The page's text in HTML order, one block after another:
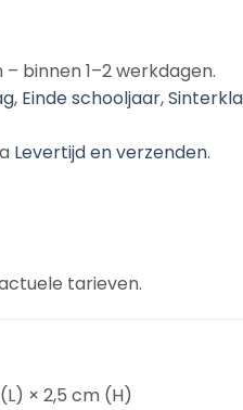
binnen 1–2 werkdagen.
, Einde schooljaar,
Levertijd en verzenden.
tarieven.
× 2,5 cm (H)